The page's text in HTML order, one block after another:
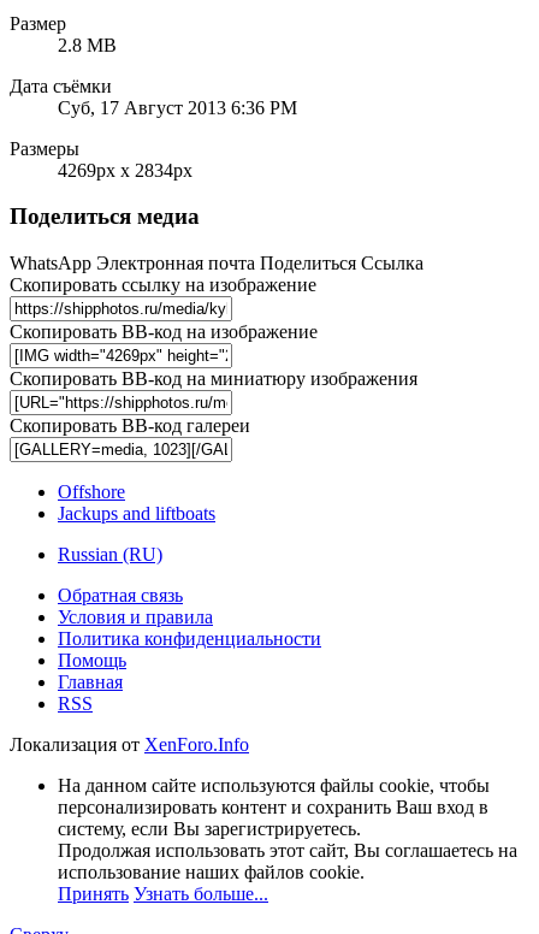
Размер
2.8 MB
Дата съёмки
Суб, 17 Август 2013 6:36 PM
Размеры
4269px x 2834px
Поделиться медиа
WhatsApp Электронная почта Поделиться Ссылка
Скопировать ссылку на изображение
Скопировать BB-код на изображение
Скопировать BB-код на миниатюру изображения
Скопировать BB-код галереи
Offshore
Jackups and liftboats
Russian (RU)
Обратная связь
Условия и правила
Политика конфиденциальности
Помощь
Главная
RSS
Локализация от XenForo.Info
На данном сайте используются файлы cookie, чтобы
персонализировать контент и сохранить Ваш вход в
систему, если Вы зарегистрируетесь.
Продолжая использовать этот сайт, Вы соглашаетесь на
использование наших файлов cookie.
Принять Узнать больше...